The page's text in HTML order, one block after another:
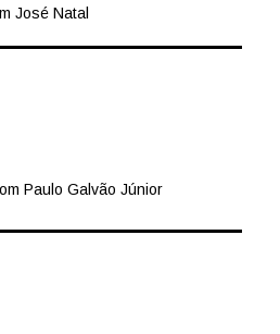
José Natal
Paulo Galvão Júnior